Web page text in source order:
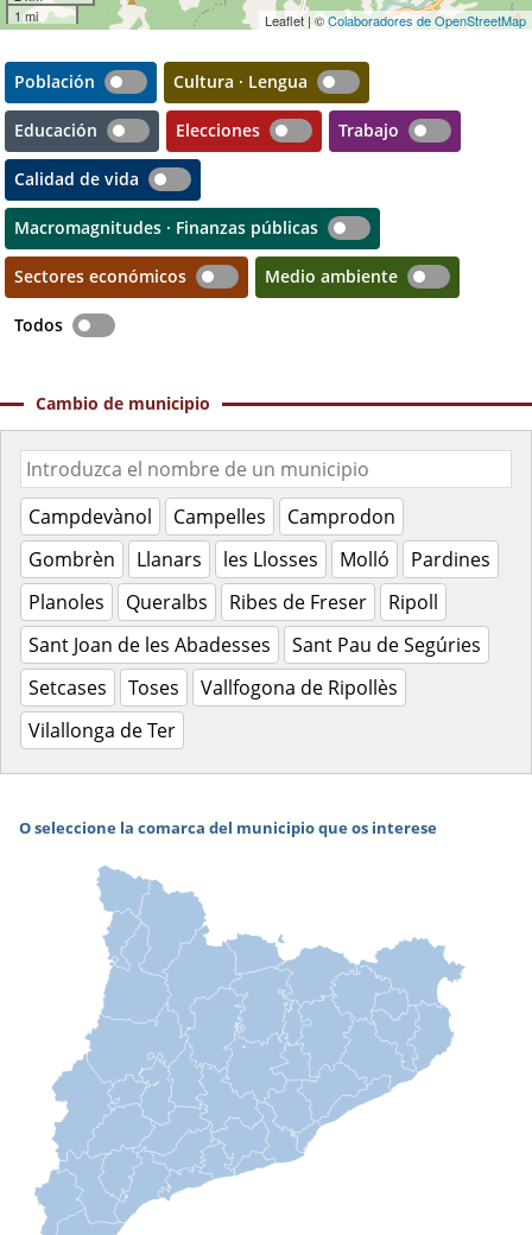
1 mi
Leaflet | ©Colaboradores de OpenStreetMap
Población Cultura · Lengua
Educación Elecciones Trabajo
Calidad de vida
Macromagnitudes · Finanzas públicas
Sectores económicos Medio ambiente
Todos
Cambio de municipio
Campdevànol Campelles
Camprodon
Gombrèn
Llanars les Llosses Molló
Pardines
Planoles
Queralbs Ribes de Freser
Ripoll
Sant Joan de les Abadesses
Sant Pau de Segúries
Setcases
Toses
Vallfogona de Ripollès
Vilallonga de Ter